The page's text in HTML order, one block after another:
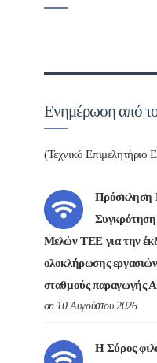
Ενημέρωση από
(Τεχνικό Επιμελητήριο
Πρόσκληση
Μελών ΤΕΕ για την
ολοκλήρωσης
σταθμούς
on 10 Αυγούστου 2026
Η Σύρος